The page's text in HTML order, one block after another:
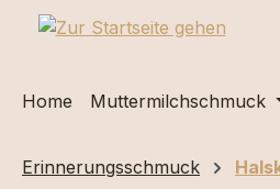
Hauptinhalt springen
Zur Suche springen
Zur Hauptnavigation springen
Home Muttermilchschmuck
Erinnerungsschmuck